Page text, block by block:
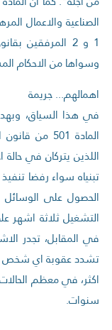
الصناعية والاعمال
1 و 2
وسواها من الاحكام
اهمالهم... جريمة
في هذا السياق،
المادة 501
اللذين يتركان في
تبنياه سواء رفضا
الحصول على الوسائل
التشغيل ثلاثة اشهر
في المقابل، تجدر
تشدد عقوبة اي شخص
اكثر، في معظم
سنوات.